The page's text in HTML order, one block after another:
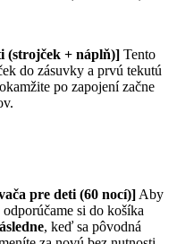
(strojček + náplň)] Tento
do zásuvky a prvú tekutú
po zapojení začne
pre deti (60 nocí)] Aby
si do košíka
, keď sa pôvodná